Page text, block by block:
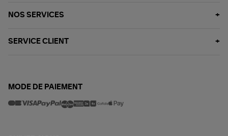
NOS SERVICES
SERVICE CLIENT
MODE DE PAIEMENT